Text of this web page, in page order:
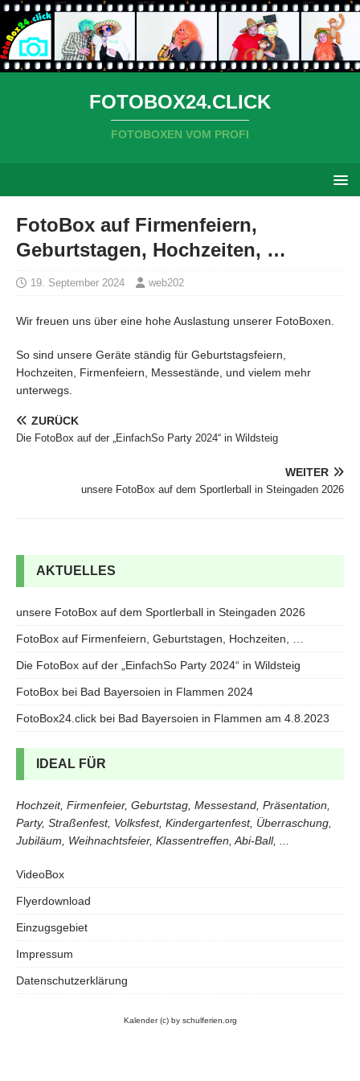
FOTOBOX24.CLICK
FOTOBOXEN VOM PROFI
FotoBox auf Firmenfeiern,
Geburtstagen, Hochzeiten, …
19. September 2024 web202
Wir freuen uns über eine hohe Auslastung unserer FotoBoxen.
So sind unsere Geräte ständig für Geburtstagsfeiern,
Hochzeiten, Firmenfeiern, Messestände, und vielem mehr
unterwegs.
ZURÜCK
Die FotoBox auf der „EinfachSo Party 2024“ in Wildsteig
WEITER
unsere FotoBox auf dem Sportlerball in Steingaden 2026
AKTUELLES
unsere FotoBox auf dem Sportlerball in Steingaden 2026
FotoBox auf Firmenfeiern, Geburtstagen, Hochzeiten, …
Die FotoBox auf der „EinfachSo Party 2024“ in Wildsteig
FotoBox bei Bad Bayersoien in Flammen 2024
FotoBox24.click bei Bad Bayersoien in Flammen am 4.8.2023
IDEAL FÜR
Hochzeit, Firmenfeier, Geburtstag, Messestand, Präsentation,
Party, Straßenfest, Volksfest, Kindergartenfest, Überraschung,
Jubiläum, Weihnachtsfeier, Klassentreffen, Abi-Ball, ...
VideoBox
Flyerdownload
Einzugsgebiet
Impressum
Datenschutzerklärung
Kalender(c) by schulferien.org